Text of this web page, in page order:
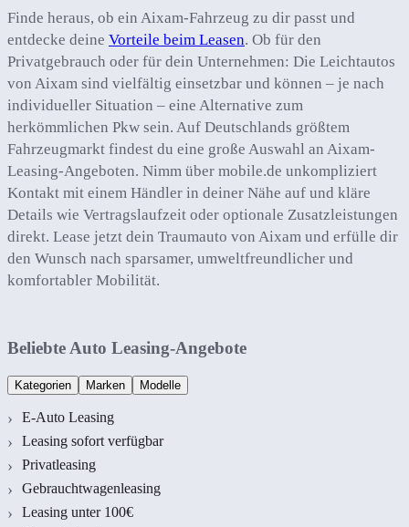
Finde heraus, ob ein Aixam-Fahrzeug zu dir passt und
entdecke deine Vorteile beim Leasen. Ob für den
Privatgebrauch oder für dein Unternehmen: Die Leichtautos
von Aixam sind vielfältig einsetzbar und können – je nach
individueller Situation – eine Alternative zum
herkömmlichen Pkw sein. Auf Deutschlands größtem
Fahrzeugmarkt findest du eine große Auswahl an Aixam-
Leasing-Angeboten. Nimm über mobile.de unkompliziert
Kontakt mit einem Händler in deiner Nähe auf und kläre
Details wie Vertragslaufzeit oder optionale Zusatzleistungen
direkt. Lease jetzt dein Traumauto von Aixam und erfülle dir
den Wunsch nach sparsamer, umweltfreundlicher und
komfortabler Mobilität.
Beliebte Auto Leasing-Angebote
Kategorien Marken Modelle
E-Auto Leasing
Leasing sofort verfügbar
Privatleasing
Gebrauchtwagenleasing
Leasing unter 100€